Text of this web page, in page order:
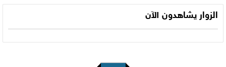
المونديالية؟
الزوار يشاهدون الآن